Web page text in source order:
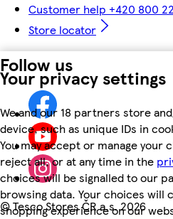
Your privacy settings
We and our 18 partners store
device, such as unique IDs in
You may accept or manage
reject all, or at any time in the
choices will be signalled to our
browsing data. Your choices will
shopping experience on our
Customer help +420 800
Store locator
Follow us
©Tesco Stores ČR a.s. 2026